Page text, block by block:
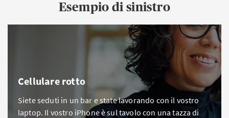
Esempio di sinistro
Cellulare rotto
Siete seduti in un bar e state lavorando con il vostro
laptop. Il vostro iPhone è sul tavolo con una tazza di